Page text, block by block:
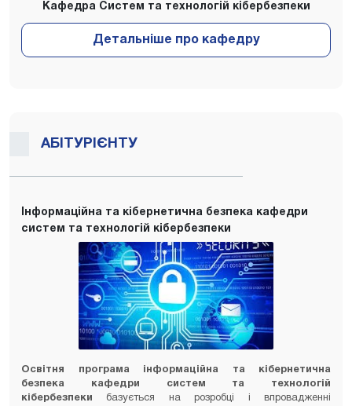
Кафедра Систем та технологій кібербезпеки
АБІТУРІЄНТУ
Інформаційна та кібернетична безпека кафедри
систем та технологій кібербезпеки
Освітня програма інформаційна та кібернетична
безпека кафедри систем та технологій
кібербезпекибазується на розробці і впровадженні